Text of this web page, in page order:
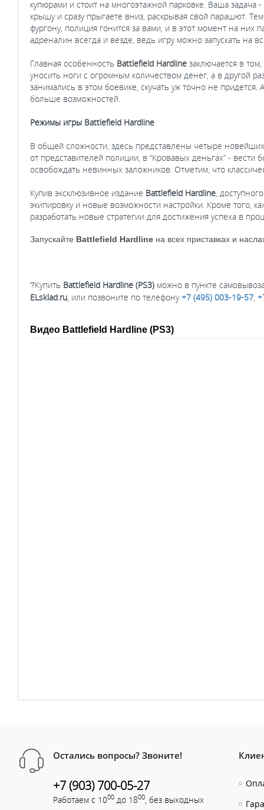
купюрами и стоит на многоэтажной парковке. Ваша
крышу и сразу прыгаете вниз, раскрывая свой парашют.
фургону, полиция гонится за вами, и в этот момент на
адреналин всегда и везде, ведь игру можно запускать на
Главная особенность Battlefield Hardline заключается в
уносить ноги с огромным количеством денег, а в другой
занимались в этом боевике, скучать уж точно не
больше возможностей.
Режимы игры Battlefield Hardline
В общей сложности, здесь представлены четыре
от представителей полиции, в “Кровавых деньгах” -
освобождать невинных заложников. Отметим, что
Купив эксклюзивное издание Battlefield Hardline ,
экипировку и новые возможности настройки. Кроме того,
разработать новые стратегии для достижения успеха в
Запускайте Battlefield Hardline на всех приставках и
?Купить Battlefield Hardline (PS3) можно в пункте
ELsklad.ru , или позвоните по телефону+7 (495) 003-19-57
Видео Battlefield Hardline (PS3)
Остались вопросы? Звоните!
+7 (903) 700-05-27
Работаем с 1000 до 1800 , без выходных